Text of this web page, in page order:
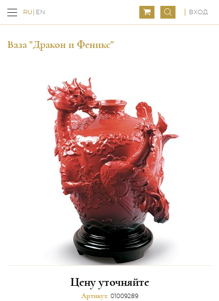
RU EN ВХОД
Ваза "Дракон и Феникс"
Цену уточняйте
Артикул: 01009289